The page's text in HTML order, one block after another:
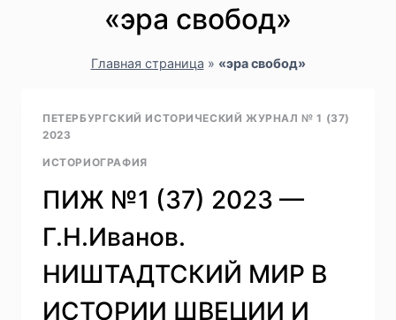
«эра свобод»
Главная страница » «эра свобод»
ПЕТЕРБУРГСКИЙ ИСТОРИЧЕСКИЙ ЖУРНАЛ № 1 (37)
2023
ИСТОРИОГРАФИЯ
ПИЖ №1 (37) 2023 —
Г.Н.Иванов.
НИШТАДТСКИЙ МИР В
ИСТОРИИ ШВЕЦИИ И